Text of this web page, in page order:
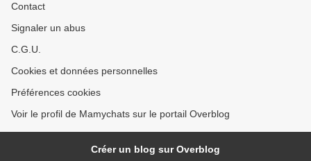
Contact
Signaler un abus
C.G.U.
Cookies et données personnelles
Préférences cookies
Voir le profil de Mamychats sur le portail Overblog
Créer un blog sur Overblog